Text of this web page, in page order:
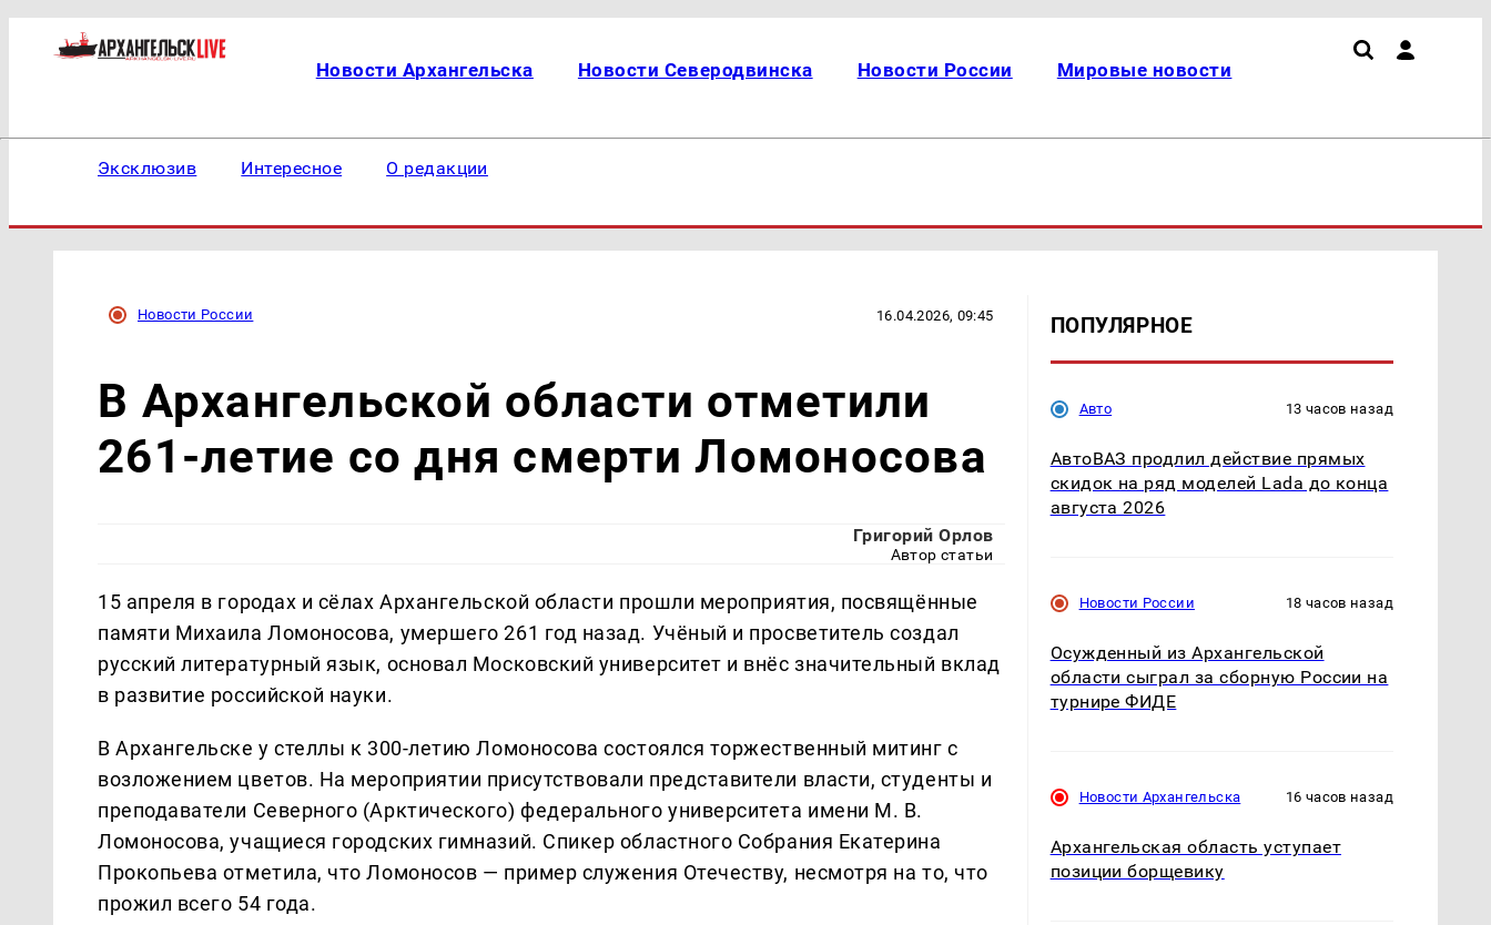
Новости Архангельска Новости Северодвинска Новости России Мировые новости
Эксклюзив Интересное О редакции
Новости России 16.04.2026, 09:45
В Архангельской области отметили
261-летие со дня смерти Ломоносова
Григорий Орлов
Автор статьи
15 апреля в городах и сёлах Архангельской области прошли мероприятия, посвящённые
памяти Михаила Ломоносова, умершего 261 год назад. Учёный и просветитель создал
русский литературный язык, основал Московский университет и внёс значительный вклад
в развитие российской науки.
В Архангельске у стеллы к 300-летию Ломоносова состоялся торжественный митинг с
возложением цветов. На мероприятии присутствовали представители власти, студенты и
преподаватели Северного (Арктического) федерального университета имени М. В.
Ломоносова, учащиеся городских гимназий. Спикер областного Собрания Екатерина
Прокопьева отметила, что Ломоносов — пример служения Отечеству, несмотря на то, что
прожил всего 54 года.
ПОПУЛЯРНОЕ
Авто 13 часов назад
АвтоВАЗ продлил действие прямых
скидок на ряд моделей Lada до конца
августа 2026
Новости России 18 часов назад
Осужденный из Архангельской
области сыграл за сборную России на
турнире ФИДЕ
Новости Архангельска 16 часов назад
Архангельская область уступает
позиции борщевику